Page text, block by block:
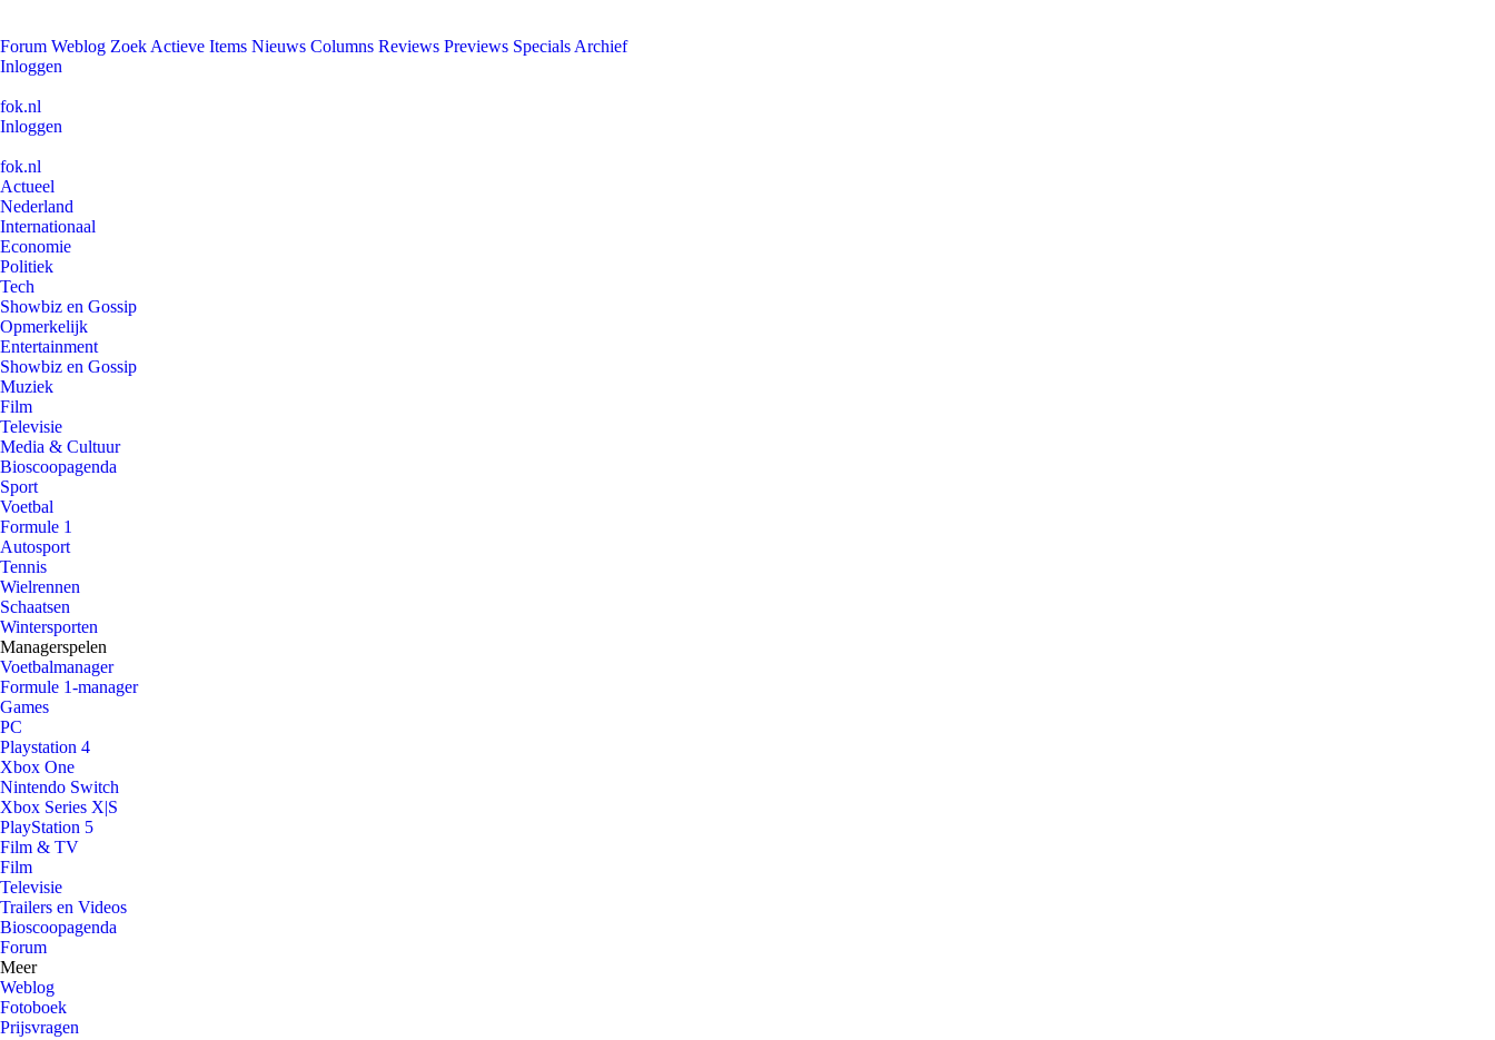
Forum Weblog Zoek Actieve Items Nieuws Columns Reviews Previews Specials Archief
Inloggen
fok.nl
Inloggen
fok.nl
Actueel
Nederland
Internationaal
Economie
Politiek
Tech
Showbiz en Gossip
Opmerkelijk
Entertainment
Showbiz en Gossip
Muziek
Film
Televisie
Media & Cultuur
Bioscoopagenda
Sport
Voetbal
Formule 1
Autosport
Tennis
Wielrennen
Schaatsen
Wintersporten
Managerspelen
Voetbalmanager
Formule 1-manager
Games
PC
Playstation 4
Xbox One
Nintendo Switch
Xbox Series X|S
PlayStation 5
Film & TV
Film
Televisie
Trailers en Videos
Bioscoopagenda
Forum
Meer
Weblog
Fotoboek
Prijsvragen